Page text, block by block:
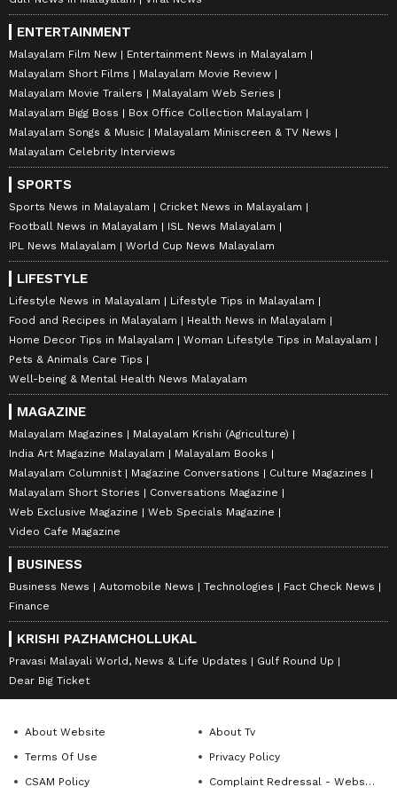
ENTERTAINMENT
Malayalam Film New
Entertainment News in Malayalam
Malayalam Short Films
Malayalam Movie Review
Malayalam Movie Trailers
Malayalam Web Series
Malayalam Bigg Boss
Box Office Collection Malayalam
Malayalam Songs & Music
Malayalam Miniscreen & TV News
Malayalam Celebrity Interviews
SPORTS
Sports News in Malayalam
Cricket News in Malayalam
Football News in Malayalam
ISL News Malayalam
IPL News Malayalam
World Cup News Malayalam
LIFESTYLE
Lifestyle News in Malayalam
Lifestyle Tips in Malayalam
Food and Recipes in Malayalam
Health News in Malayalam
Home Decor Tips in Malayalam
Woman Lifestyle Tips in Malayalam
Pets & Animals Care Tips
Well-being & Mental Health News Malayalam
MAGAZINE
Malayalam Magazines
Malayalam Krishi (Agriculture)
India Art Magazine Malayalam
Malayalam Books
Malayalam Columnist
Magazine Conversations
Culture Magazines
Malayalam Short Stories
Conversations Magazine
Web Exclusive Magazine
Web Specials Magazine
Video Cafe Magazine
BUSINESS
Business News Automobile News Technologies
Fact Check News
Finance
KRISHI PAZHAMCHOLLUKAL
Pravasi Malayali World, News & Life Updates
Gulf Round Up
Dear Big Ticket
About Website
About Tv
Terms Of Use
Privacy Policy
CSAM Policy
Complaint Redressal - Website